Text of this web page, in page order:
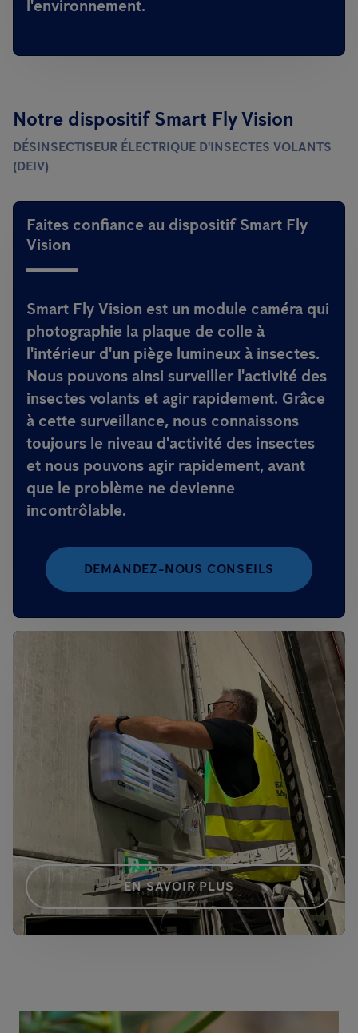
l'environnement.
Notre dispositif Smart Fly Vision
DÉSINSECTISEUR ÉLECTRIQUE D'INSECTES VOLANTS
(DEIV)
Faites confiance au dispositif Smart Fly
Vision
Smart Fly Vision est un module caméra qui
photographie la plaque de colle à
l'intérieur d'un piège lumineux à insectes.
Nous pouvons ainsi surveiller l'activité des
insectes volants et agir rapidement. Grâce
à cette surveillance, nous connaissons
toujours le niveau d'activité des insectes
et nous pouvons agir rapidement, avant
que le problème ne devienne
incontrôlable.
DEMANDEZ-NOUS CONSEILS
EN SAVOIR PLUS